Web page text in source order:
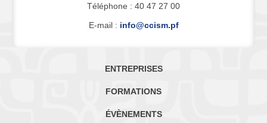
Téléphone : 40 47 27 00
E-mail : info@ccism.pf
ENTREPRISES
FORMATIONS
ÉVÈNEMENTS